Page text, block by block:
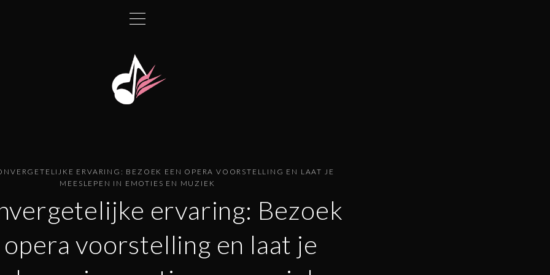
ERVARING: BEZOEK EEN OPERA VOORSTELLING EN LAAT JE
MEESLEPEN IN EMOTIES EN MUZIEK
ervaring: Bezoek
opera voorstelling en laat je